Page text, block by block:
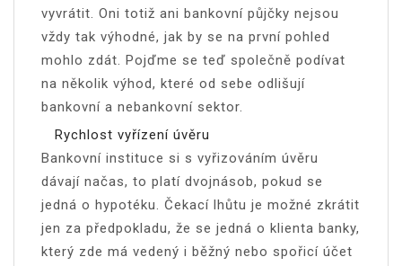
vyvrátit. Oni totiž ani bankovní půjčky nejsou
vždy tak výhodné, jak by se na první pohled
mohlo zdát. Pojďme se teď společně podívat
na několik výhod, které od sebe odlišují
bankovní a nebankovní sektor.
Rychlost vyřízení úvěru
Bankovní instituce si s vyřizováním úvěru
dávají načas, to platí dvojnásob, pokud se
jedná o hypotéku. Čekací lhůtu je možné zkrátit
jen za předpokladu, že se jedná o klienta banky,
který zde má vedený i běžný nebo spořicí účet